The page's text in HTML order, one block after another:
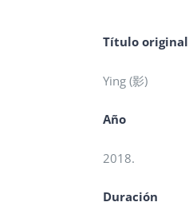
Título original
Ying (影)
Año
2018.
Duración